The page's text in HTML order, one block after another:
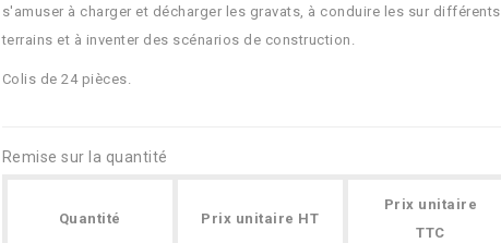
s'amuser à charger et décharger les gravats, à conduire les sur différents
terrains et à inventer des scénarios de construction.
Colis de 24 pièces.
Remise sur la quantité
Quantité Prix unitaire HT
Prix unitaire
TTC